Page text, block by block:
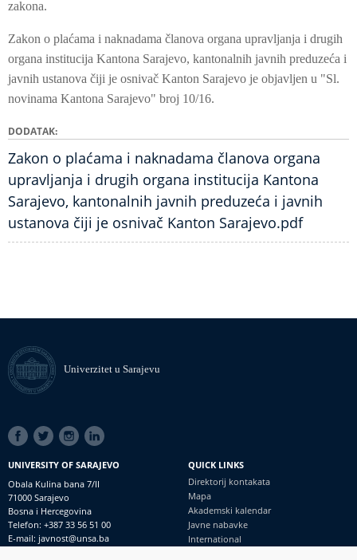
zakona.
Zakon o plaćama i naknadama članova organa upravljanja i drugih
organa institucija Kantona Sarajevo, kantonalnih javnih preduzeća i
javnih ustanova čiji je osnivač Kanton Sarajevo je objavljen u "Sl.
novinama Kantona Sarajevo" broj 10/16.
DODATAK
Zakon o plaćama i naknadama članova organa
upravljanja i drugih organa institucija Kantona
Sarajevo, kantonalnih javnih preduzeća i javnih
ustanova čiji je osnivač Kanton Sarajevo.pdf
Univerzitet u Sarajevu
SOCIAL
LINKS
UNIVERSITY OF SARAJEVO
Obala Kulina bana 7/II
71000 Sarajevo
Bosna i Hercegovina
Telefon: +387 33 56 51 00
E-mail: javnost@unsa.ba
QUICK LINKS
Direktorij kontakata
Mapa
Akademski kalendar
Javne nabavke
International